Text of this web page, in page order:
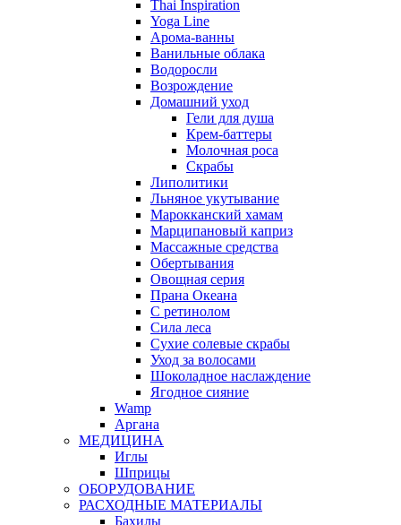
Thai Inspiration
Yoga Line
Арома-ванны
Ванильные облака
Водоросли
Возрождение
Домашний уход
Гели для душа
Крем-баттеры
Молочная роса
Скрабы
Липолитики
Льняное укутывание
Марокканский хамам
Марципановый каприз
Массажные средства
Обертывания
Овощная серия
Прана Океана
С ретинолом
Сила леса
Сухие солевые скрабы
Уход за волосами
Шоколадное наслаждение
Ягодное сияние
Wamp
Аргана
МЕДИЦИНА
Иглы
Шприцы
ОБОРУДОВАНИЕ
РАСХОДНЫЕ МАТЕРИАЛЫ
Бахилы